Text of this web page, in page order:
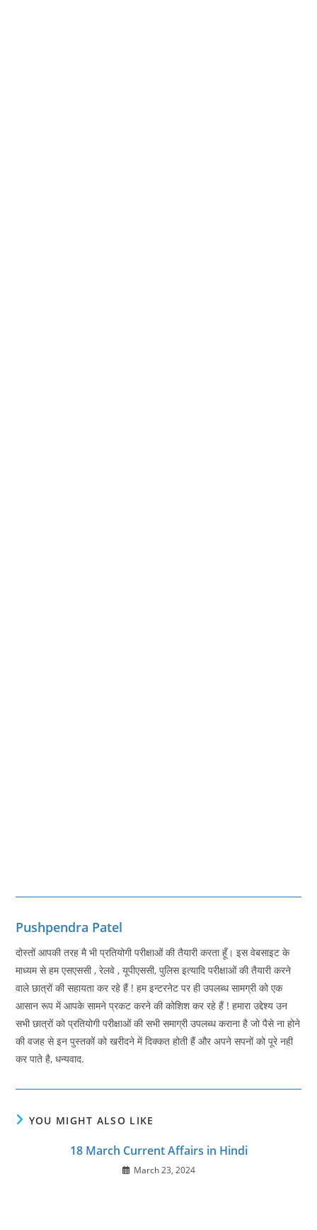
Pushpendra Patel
दोस्तों आपकी तरह मै भी प्रतियोगी परीक्षाओं की तैयारी करता हूँ। इस वेबसाइट के
माध्यम से हम एसएससी , रेलवे , यूपीएससी, पुलिस इत्यादि परीक्षाओं की तैयारी करने
वाले छात्रों की सहायता कर रहे हैं ! हम इन्टरनेट पर ही उपलब्ध सामग्री को एक
आसान रूप में आपके सामने प्रकट करने की कोशिश कर रहे हैं ! हमारा उद्देश्य उन
सभी छात्रों को प्रतियोगी परीक्षाओं की सभी समाग्री उपलब्ध कराना है जो पैसे ना होने
की वजह से इन पुस्तकों को खरीदने में दिक्कत होती हैं और अपने सपनों को पूरे नही
कर पाते है, धन्यवाद.
YOU MIGHT ALSO LIKE
18 March Current Affairs in Hindi
March 23, 2024